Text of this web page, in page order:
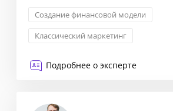
Создание финансовой модели
Классический маркетинг
Подробнее о эксперте